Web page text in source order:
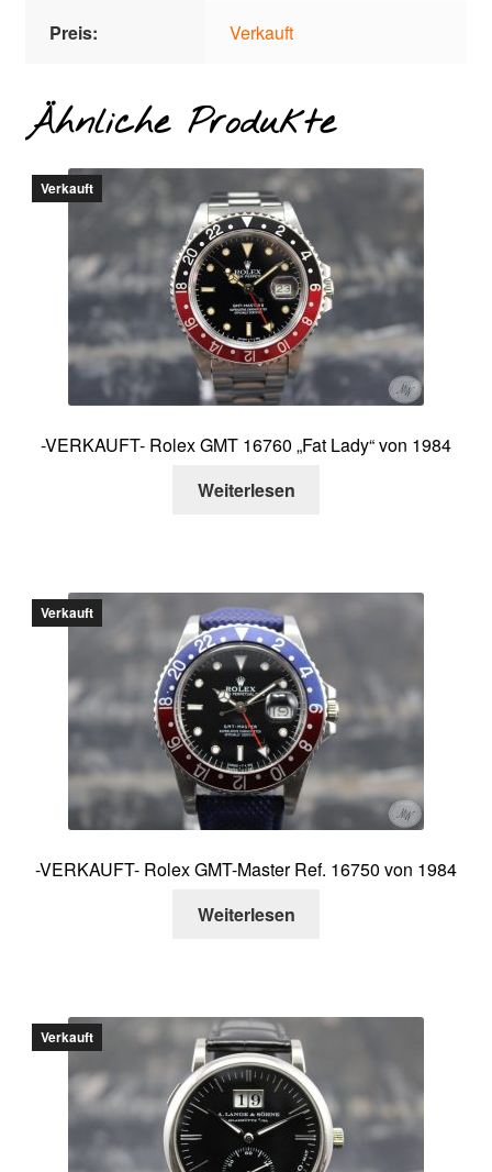
Preis: Verkauft
Ähnliche Produkte
Verkauft
-VERKAUFT- Rolex GMT 16760 „Fat Lady“ von 1984
Weiterlesen
Verkauft
-VERKAUFT- Rolex GMT-Master Ref. 16750 von 1984
Weiterlesen
Verkauft